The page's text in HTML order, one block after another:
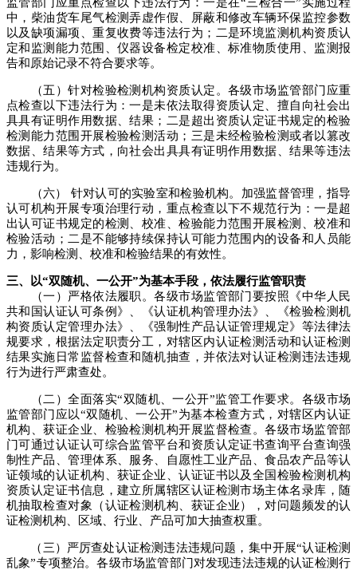
中，柴油货车尾气检测弄虚作假、屏蔽和修改车辆环保监控参数
以及缺项漏项、重复收费等违法行为；二是环境监测机构资质认
定和监测能力范围、仪器设备检定校准、标准物质使用、监测报
告和原始记录不符合要求等。
（五）针对检验检测机构资质认定。各级市场监管部门应重
点检查以下违法行为：一是未依法取得资质认定、擅自向社会出
具具有证明作用数据、结果；二是超出资质认定证书规定的检验
检测能力范围开展检验检测活动；三是未经检验检测或者以篡改
数据、结果等方式，向社会出具具有证明作用数据、结果等违法
违规行为。
（六） 针对认可的实验室和检验机构。加强监督管理，指导
认可机构开展专项治理行动，重点检查以下不规范行为：一是超
出认可证书规定的检测、校准、检验能力范围开展检测、校准和
检验活动；二是不能够持续保持认可能力范围内的设备和人员能
力，影响检测、校准和检验结果的有效性。
三、以“双随机、一公开”为基本手段，依法履行监管职责
（一）严格依法履职。各级市场监管部门要按照《中华人民
共和国认证认可条例》、《认证机构管理办法》、《检验检测机
构资质认定管理办法》、《强制性产品认证管理规定》等法律法
规要求，根据法定职责分工，对辖区内认证检测活动和认证检测
结果实施日常监督检查和随机抽查，并依法对认证检测违法违规
行为进行严肃查处。
（二）全面落实“双随机、一公开”监管工作要求。各级市场
监管部门应以“双随机、一公开”为基本检查方式，对辖区内认证
机构、获证企业、检验检测机构开展监督检查。各级市场监管部
门可通过认证认可综合监管平台和资质认定证书查询平台查询强
制性产品、管理体系、服务、自愿性工业产品、食品农产品等认
证领域的认证机构、获证企业、认证证书以及全国检验检测机构
资质认定证书信息，建立所属辖区认证检测市场主体名录库，随
机抽取检查对象（认证检测机构、获证企业），对问题频发的认
证检测机构、区域、行业、产品可加大抽查权重。
（三）严厉查处认证检测违法违规问题，集中开展“认证检测
乱象”专项整治。各级市场监管部门对发现违法违规的认证检测行